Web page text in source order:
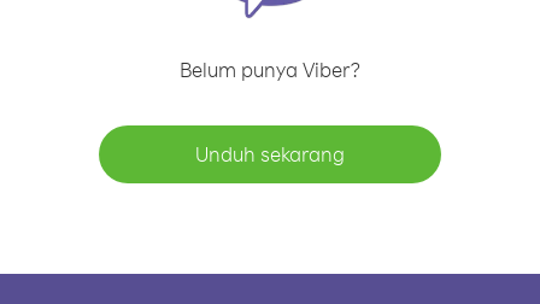
Belum punya Viber?
Unduh sekarang